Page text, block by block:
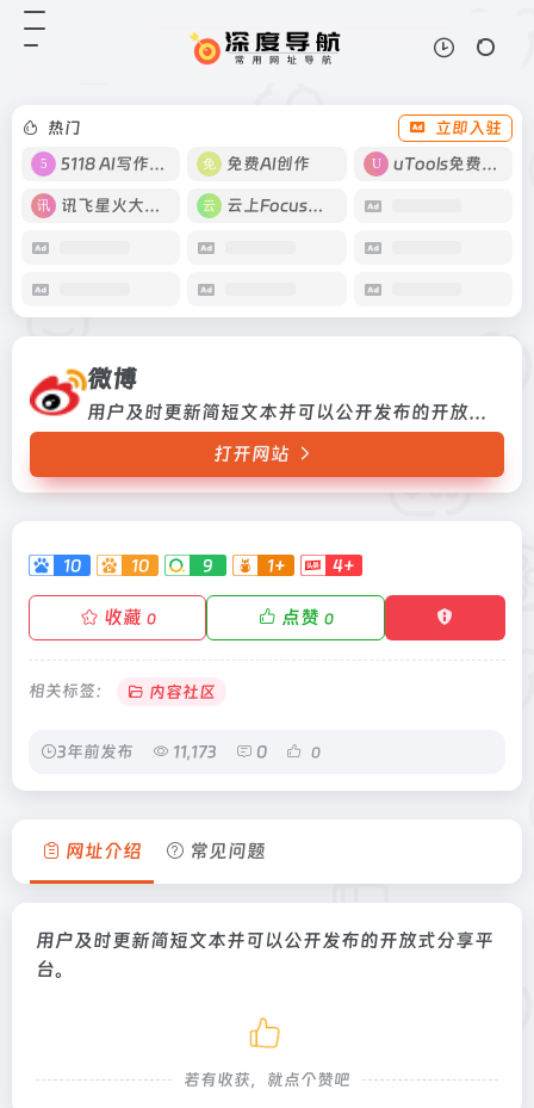
热门
立即入驻
5118 AI写作工具
免费AI创作 uTools免费工具箱
讯飞星火大模型 云上Focus接码
微博
用户及时更新简短文本并可以公开发布的开放式分享平台。
打开网站
10
10
9 1+ 4+
收藏 0 点赞 0
相关标签： 内容社区
3年前发布 11,173 0 0
网址介绍 常见问题
用户及时更新简短文本并可以公开发布的开放式分享平
台。
若有收获，就点个赞吧